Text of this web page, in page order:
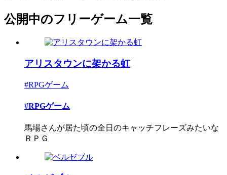
公開中のフリーゲーム一覧
アリスタウンに架かる虹
#RPGゲーム
#RPGゲーム
馬場さんが居た頃の全日のキャッチフレーズみたいな
ＲＰＧ